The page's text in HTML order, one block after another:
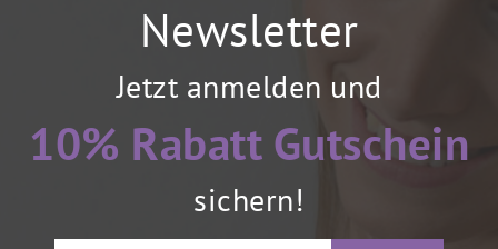
Newsletter
Jetzt anmelden und
10% Rabatt Gutschein
sichern!